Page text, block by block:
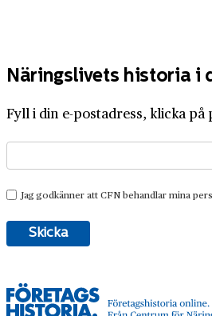
Näringslivets historia i
Fyll i din e-postadress, klicka på